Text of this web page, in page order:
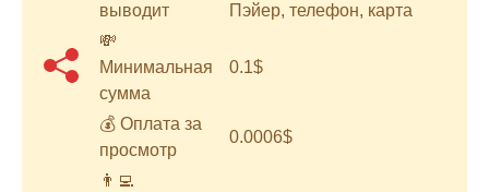
выводит
Пэйер, телефон, карта
💸
Минимальная
сумма
0.1$
💰 Оплата за
просмотр
0.0006$
👨‍💻